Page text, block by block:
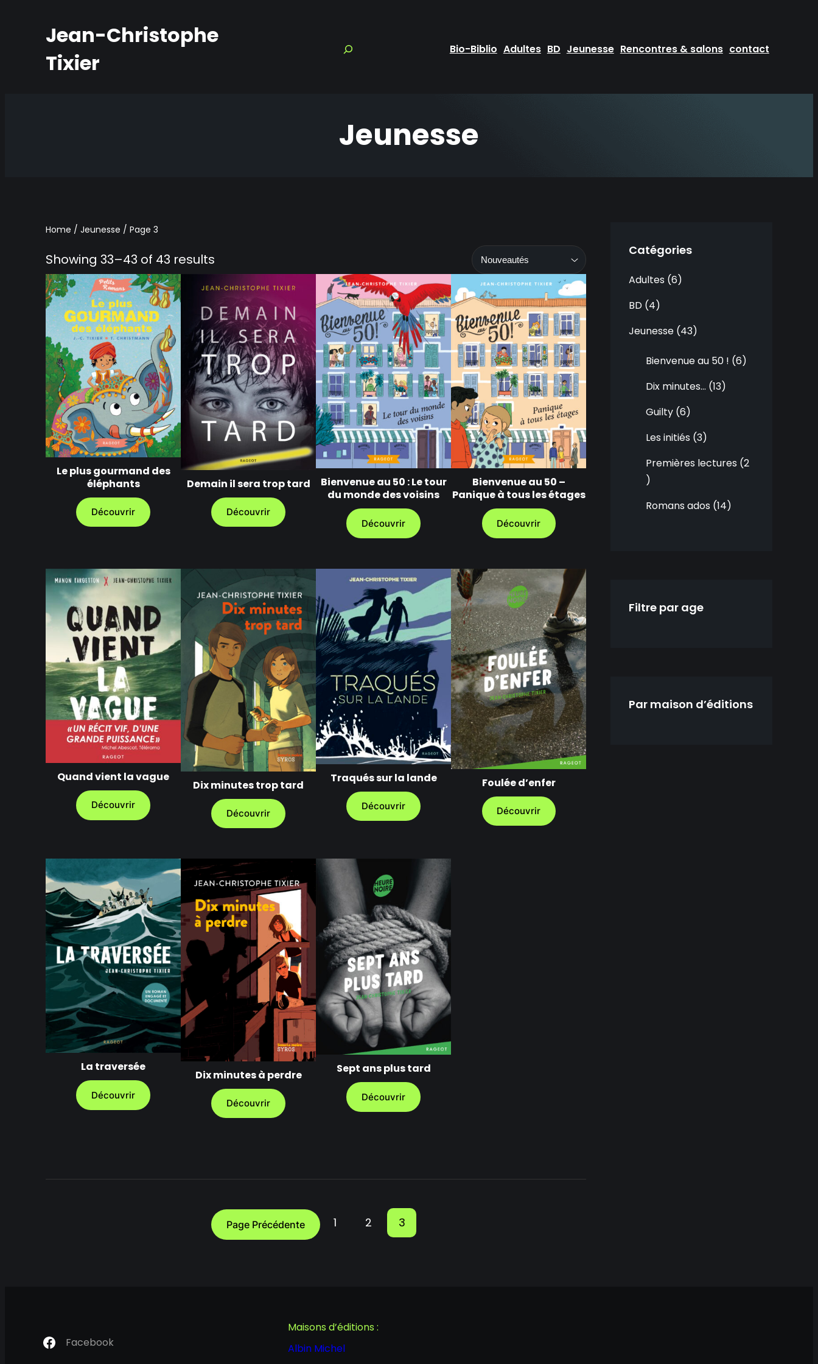
Jean-Christophe
Tixier
Bio-Biblio Adultes BD Jeunesse Rencontres & salons contact
Jeunesse
Home /Jeunesse / Page 3
Showing 33–43 of 43 results
Le plus gourmand des
éléphants
Découvrir
Demain il sera trop tard
Découvrir
Bienvenue au 50 : Le tour
du monde des voisins
Découvrir
Bienvenue au 50 –
Panique à tous les étages
Découvrir
Quand vient la vague
Découvrir
Dix minutes trop tard
Découvrir
Traqués sur la lande
Découvrir
Foulée d’enfer
Découvrir
La traversée
Découvrir
Dix minutes à perdre
Découvrir
Sept ans plus tard
Découvrir
Page Précédente 1 2 3
Catégories
Adultes 6
BD 4
Jeunesse 43
Bienvenue au 50 ! 6
Dix minutes… 13
Guilty 6
Les initiés 3
Premières lectures 2
Romans ados 14
Filtre par age
Par maison d’éditions
Facebook
Maisons d’éditions :
Albin Michel